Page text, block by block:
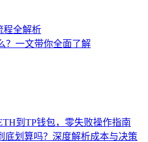
程全解析
？一文带你全面了解
到TP钱包，零失败操作指南
底划算吗？深度解析成本与决策